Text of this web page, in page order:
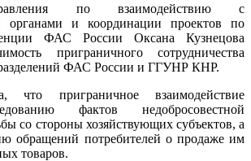
по взаимодействию с
органами и координации проектов по
ФАС России Оксана Кузнецова
приграничного сотрудничества
ФАС России и ГГУНР КНР.
что приграничное взаимодействие
фактов недобросовестной
со стороны хозяйствующих субъектов, а
обращений потребителей о продаже им
товаров.